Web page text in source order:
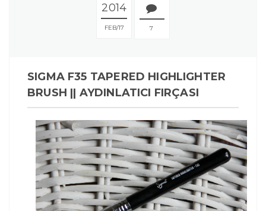
2014
FEB 17 7
SIGMA F35 TAPERED HIGHLIGHTER
BRUSH || AYDINLATICI FIRÇASI